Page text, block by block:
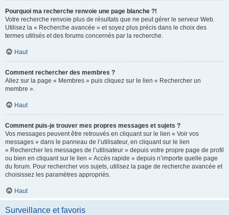
Pourquoi ma recherche renvoie une page blanche ?!
Votre recherche renvoie plus de résultats que ne peut gérer le serveur Web.
Utilisez la « Recherche avancée » et soyez plus précis dans le choix des
termes utilisés et des forums concernés par la recherche.
Haut
Comment rechercher des membres ?
Allez sur la page « Membres » puis cliquez sur le lien « Rechercher un
membre ».
Haut
Comment puis-je trouver mes propres messages et sujets ?
Vos messages peuvent être retrouvés en cliquant sur le lien « Voir vos
messages » dans le panneau de l’utilisateur, en cliquant sur le lien
« Rechercher les messages de l’utilisateur » depuis votre propre page de profil
ou bien en cliquant sur le lien « Accès rapide » depuis n’importe quelle page
du forum. Pour rechercher vos sujets, utilisez la page de recherche avancée et
choisissez les paramètres appropriés.
Haut
Surveillance et favoris